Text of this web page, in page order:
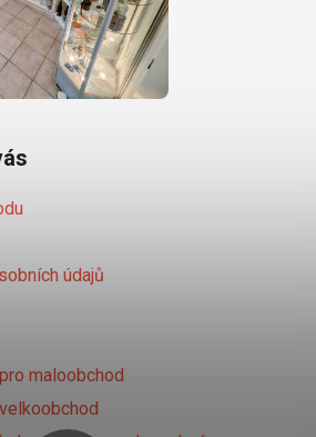
údajů
maloobchod